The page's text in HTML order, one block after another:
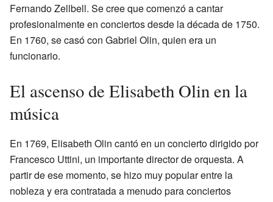
Fernando Zellbell. Se cree que comenzó a cantar
profesionalmente en conciertos desde la década de 1750.
En 1760, se casó con Gabriel Olin, quien era un
funcionario.
El ascenso de Elisabeth Olin en la
música
En 1769, Elisabeth Olin cantó en un concierto dirigido por
Francesco Uttini, un importante director de orquesta. A
partir de ese momento, se hizo muy popular entre la
nobleza y era contratada a menudo para conciertos